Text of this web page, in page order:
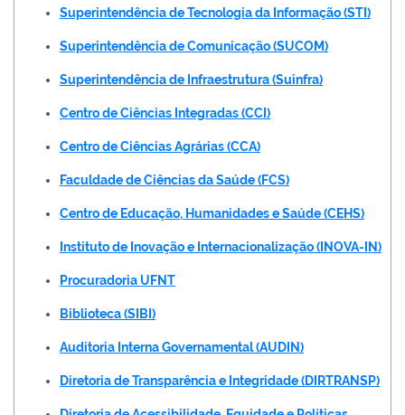
Superintendência de Tecnologia da Informação (STI)
Superintendência de Comunicação (SUCOM)
Superintendência de Infraestrutura (Suinfra)
Centro de Ciências Integradas (CCI)
Centro de Ciências Agrárias (CCA)
Faculdade de Ciências da Saúde (FCS)
Centro de Educação, Humanidades e Saúde (CEHS)
Instituto de Inovação e Internacionalização (INOVA-IN)
Procuradoria UFNT
Biblioteca (SIBI)
Auditoria Interna Governamental (AUDIN)
Diretoria de Transparência e Integridade (DIRTRANSP)